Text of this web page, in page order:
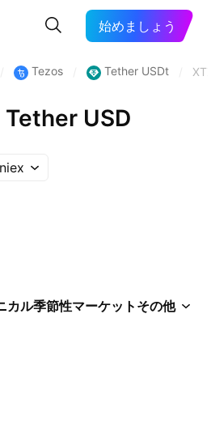
始めましょう
Tezos Tether USDt
USD
カル季節性マーケット その他